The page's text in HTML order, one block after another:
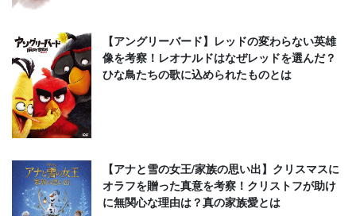
【アングリーバード】レッドの変わらない英雄
像を考察！レオナルドはなぜレッドを選んだ？
ひな鳥たちの歌に込められたものとは
【アナと雪の女王/家族の思い出】クリスマスに
オラフを贈った真意を考察！クリストフが助け
に無関心な理由は？真の家族愛とは